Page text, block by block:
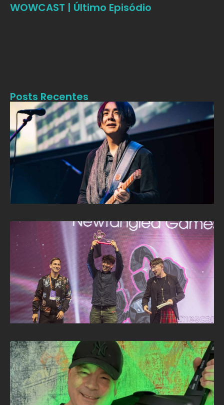
WOWCAST | Último Episódio
Posts Recentes